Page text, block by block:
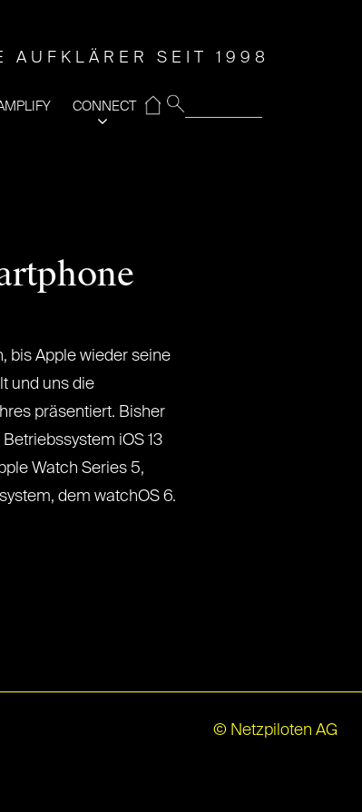
AUFKLÄRER SEIT 1998
CONNECT
⌂
bis Apple wieder seine
und uns die
präsentiert. Bisher
iOS 13
Watch Series 5,
dem watchOS 6.
© Netzpiloten AG